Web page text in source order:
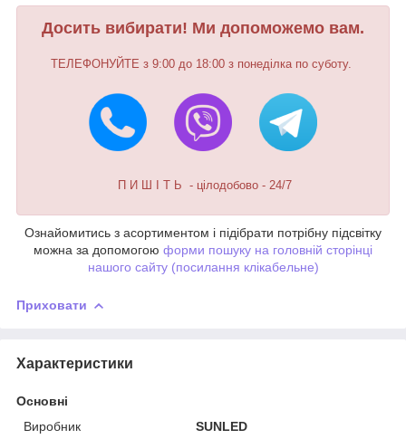
Досить вибирати! Ми допоможемо вам.
ТЕЛЕФОНУЙТЕ з 9:00 до 18:00 з понеділка по суботу.
П И Ш І Т Ь - цілодобово - 24/7
Ознайомитись з асортиментом і підібрати потрібну підсвітку
можна за допомогою форми пошуку на головній сторінці
нашого сайту (посилання клікабельне)
Приховати
Характеристики
Основні
Виробник
SUNLED